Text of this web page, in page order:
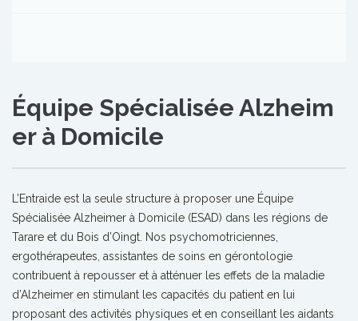
Équipe Spécialisée Alzheim
er à Domicile
L’Entraide est la seule structure à proposer une Équipe
Spécialisée Alzheimer à Domicile (ESAD) dans les régions de
Tarare et du Bois d’Oingt. Nos psychomotriciennes,
ergothérapeutes, assistantes de soins en gérontologie
contribuent à repousser et à atténuer les effets de la maladie
d’Alzheimer en stimulant les capacités du patient en lui
proposant des activités physiques et en conseillant les aidants